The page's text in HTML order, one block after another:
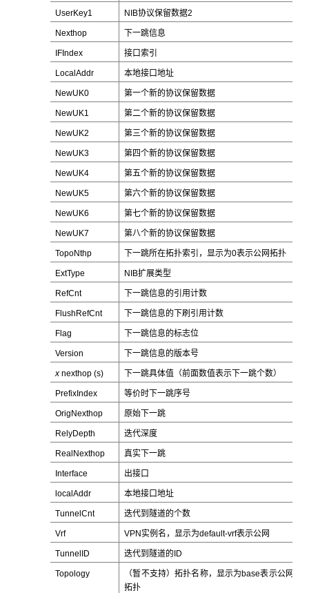
UserKey1 NIB协议保留数据2
Nexthop 下一跳信息
IFIndex 接口索引
LocalAddr 本地接口地址
NewUK0 第一个新的协议保留数据
NewUK1 第二个新的协议保留数据
NewUK2 第三个新的协议保留数据
NewUK3 第四个新的协议保留数据
NewUK4 第五个新的协议保留数据
NewUK5 第六个新的协议保留数据
NewUK6 第七个新的协议保留数据
NewUK7 第八个新的协议保留数据
TopoNthp 下一跳所在拓扑索引，显示为0表示公网拓扑
ExtType NIB扩展类型
RefCnt 下一跳信息的引用计数
FlushRefCnt 下一跳信息的下刷引用计数
Flag 下一跳信息的标志位
Version 下一跳信息的版本号
x nexthop (s) 下一跳具体值（前面数值表示下一跳个数）
PrefixIndex 等价时下一跳序号
OrigNexthop 原始下一跳
RelyDepth 迭代深度
RealNexthop 真实下一跳
Interface 出接口
localAddr 本地接口地址
TunnelCnt 迭代到隧道的个数
Vrf VPN实例名，显示为default-vrf表示公网
TunnelID 迭代到隧道的ID
Topology
（暂不支持）拓扑名称，显示为base表示公网
拓扑